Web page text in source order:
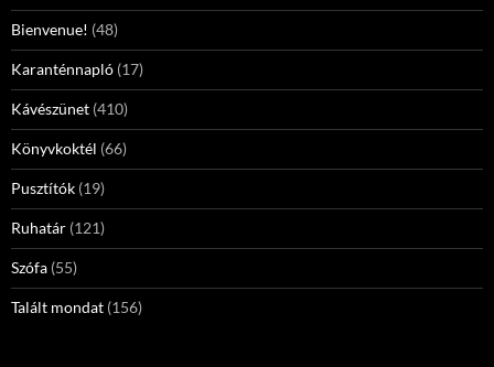
Bienvenue! (48)
Karanténnapló (17)
Kávészünet (410)
Könyvkoktél (66)
Pusztítók (19)
Ruhatár (121)
Szófa (55)
Talált mondat (156)